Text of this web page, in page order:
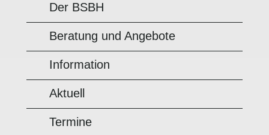
Der BSBH
Beratung und Angebote
Information
Aktuell
Termine